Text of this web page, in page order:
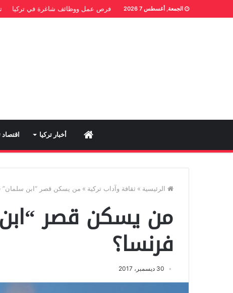
الجمعة, أغسطس 7 2026 فرص عمل ووظائف شاغرة في تركيا
Home أخبار تركيا اقتصاد
الرئيسية » ثقافة وآداب تركية » من يسكن قصر “ابن سلمان”
من يسكن قصر
فرنسا؟
30 ديسمبر، 2017